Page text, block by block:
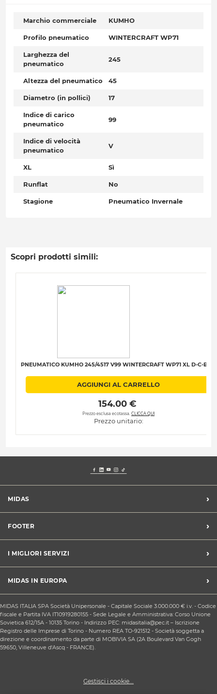
Marchio commerciale KUMHO
Profilo pneumatico WINTERCRAFT WP71
Larghezza del
pneumatico
245
Altezza del pneumatico 45
Diametro (in pollici) 17
Indice di carico
pneumatico
99
Indice di velocità
pneumatico
V
XL Sì
Runflat No
Stagione Pneumatico Invernale
Scopri prodotti simili:
PNEUMATICO KUMHO 245/4517 V99 WINTERCRAFT WP71 XL D-C-B-70
AGGIUNGI AL CARRELLO
154.00 €
Prezzo esclusa ecotassa. CLICCA QUI
Prezzo unitario:
MIDAS ›
Blog dell'automobilista
Lavora con noi
Chi siamo
FOOTER ›
Apri un centro in franchising
CONDIZIONI PROMOZIONI
Sconti Convenzioni
Privacy policy
Condizioni Generali di Vendita
Contattaci
Responsabilità sociale d'impresa
Cookie Policy
I MIGLIORI SERVIZI ›
Revisione
Cambio gomme stagionale
Cinghia di distribuzione
Ricarica clima
Sostituzione batteria
Sostituzione ammortizzatori
MIDAS IN EUROPA ›
Midas Spagna
Midas Belgio
Midas Portogallo
MIDAS ITALIA SPA Società Unipersonale - Capitale Sociale 3.000.000 € i.v. - Codice
fiscale e Partita IVA IT10919280155 - Sede Legale e Amministrativa: Corso Unione
Sovietica 612/15A - 10135 Torino - Indirizzo PEC: midasitalia@pec.it – Iscrizione
Registro delle Imprese di Torino - Numero REA TO-921512 - Società soggetta a
direzione e coordinamento da parte di MOBIVIA SA (2A Boulevard Van Gogh
59650, Villeneuve d'Ascq - FRANCE).
Gestisci i cookie...